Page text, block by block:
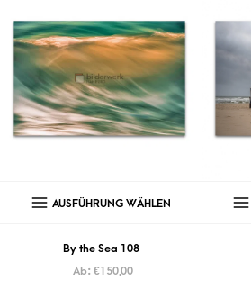
AUSFÜHRUNG WÄHLEN
By the Sea 108
Ab: €150,00